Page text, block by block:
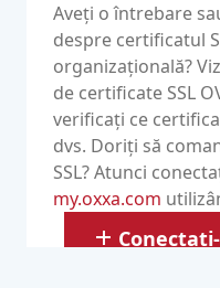
Aveți o întrebare
despre certificatul
organizațională?
de certificate SSL
verificați ce
dvs. Doriți să
SSL? Atunci
my.oxxa.com